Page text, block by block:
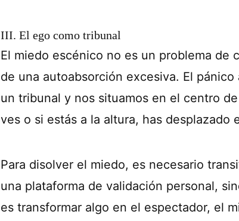
III. El ego como tribunal
El miedo escénico no es un problema de
de una autoabsorción excesiva. El
un tribunal y nos situamos en el centro
ves o si estás a la altura, has desplazado
Para disolver el miedo, es necesario
una plataforma de validación personal,
es transformar algo en el espectador, el